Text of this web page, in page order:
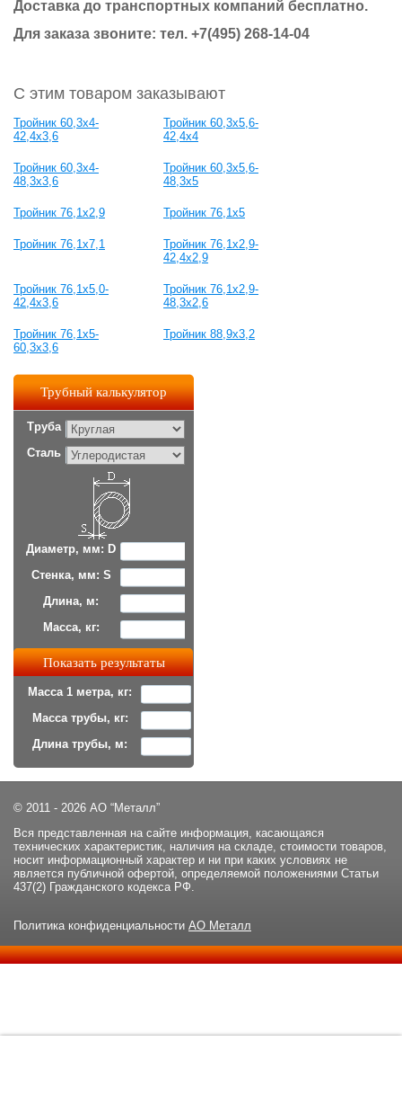
Доставка до транспортных компаний бесплатно.
Для заказа звоните: тел. +7(495) 268-14-04
С этим товаром заказывают
Тройник 60,3x4-
42,4x3,6
Тройник 60,3x5,6-
42,4x4
Тройник 60,3x4-
48,3x3,6
Тройник 60,3x5,6-
48,3x5
Тройник 76,1х2,9 Тройник 76,1х5
Тройник 76,1х7,1
Тройник 76,1х2,9-
42,4х2,9
Тройник 76,1х5,0-
42,4х3,6
Тройник 76,1х2,9-
48,3х2,6
Тройник 76,1х5-
60,3х3,6
Тройник 88,9х3,2
Трубный калькулятор
Труба
Сталь
Диаметр, мм: D
Стенка, мм: S
Длина, м:
Масса, кг:
Масса 1 метра, кг:
Масса трубы, кг:
Длина трубы, м:
© 2011 - 2026 АО “Металл”
Вся представленная на сайте информация, касающаяся
технических характеристик, наличия на складе, стоимости товаров,
носит информационный характер и ни при каких условиях не
является публичной офертой, определяемой положениями Статьи
437(2) Гражданского кодекса РФ.
Политика конфиденциальности АО Металл